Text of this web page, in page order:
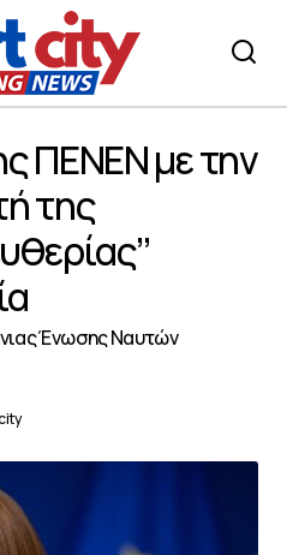
Ζαχαρία
ΠΕΝΕΝ με την
της
Ένωσης Ναυτών